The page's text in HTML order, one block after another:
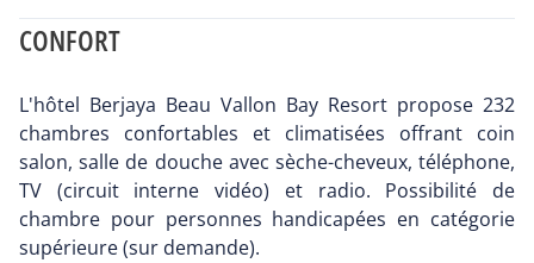
CONFORT
L'hôtel Berjaya Beau Vallon Bay Resort propose 232
chambres confortables et climatisées offrant coin
salon, salle de douche avec sèche-cheveux, téléphone,
TV (circuit interne vidéo) et radio. Possibilité de
chambre pour personnes handicapées en catégorie
supérieure (sur demande).